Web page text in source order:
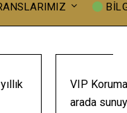
VIP
arada